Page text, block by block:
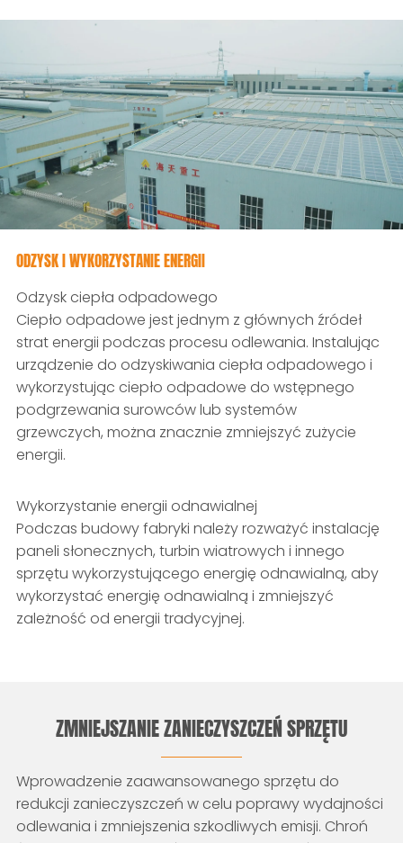
ODZYSK I WYKORZYSTANIE ENERGII
Odzysk ciepła odpadowego
Ciepło odpadowe jest jednym z głównych źródeł
strat energii podczas procesu odlewania. Instalując
urządzenie do odzyskiwania ciepła odpadowego i
wykorzystując ciepło odpadowe do wstępnego
podgrzewania surowców lub systemów
grzewczych, można znacznie zmniejszyć zużycie
energii.
Wykorzystanie energii odnawialnej
Podczas budowy fabryki należy rozważyć instalację
paneli słonecznych, turbin wiatrowych i innego
sprzętu wykorzystującego energię odnawialną, aby
wykorzystać energię odnawialną i zmniejszyć
zależność od energii tradycyjnej.
ZMNIEJSZANIE ZANIECZYSZCZEŃ SPRZĘTU
Wprowadzenie zaawansowanego sprzętu do
redukcji zanieczyszczeń w celu poprawy wydajności
odlewania i zmniejszenia szkodliwych emisji. Chroń